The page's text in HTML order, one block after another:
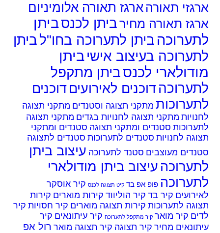
תאורהארגז תאורה אלומיניום
תאורה מחיר ביתן לכנסביתן
ביתן לתערוכה בחו"לביתן
בעיצוב אישיביתן
לכנסביתן מתקפל
דוכנים לאירועיםדוכנים
מתקני תצוגה וסטנדים מתקני תצוגה
מתקני תצוגה לחנויות בגדים מתקני תצוגה
סטנדים ומתקני תצוגה סטנדים ומתקני
לחנויות סטנדים לתערוכות סטנדים לתצוגה
מעוצבים סטנד לתערוכה עיצוב ביתן
עיצוב ביתן מודולארי
פופ אפ בד קיט תצוגה לכנס קיר אוסקר
קיר בד קיר הוליווד קירות מוארים קירות
לתערוכות קירות תצוגה מוארים קיר חסויות קיר
קיר מואר קיר מתקפל לתערוכה קיר עיתונאים קיר
מחיר קיר תצוגה קיר תצוגה מואר רול אפ